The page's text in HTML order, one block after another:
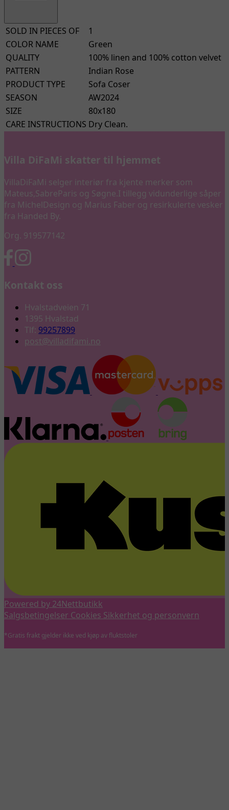
SOLD IN PIECES OF
1
COLOR NAME
Green
QUALITY
100% linen and 100% cotton velvet
PATTERN
Indian Rose
PRODUCT TYPE
Sofa Coser
SEASON
AW2024
SIZE
80x180
CARE INSTRUCTIONS Dry Clean.
Villa DiFaMi skatter til hjemmet
VillaDiFaMi selger interiør fra kjente merker som
Mateus,SabreParis og Søgne.I tillegg vidunderlige såper
fra MichelDesign og Marius Faber og resirkulerte vesker
fra Handed By.
Org. 919577142
Kontakt oss
Hvalstadveien 71
1395 Hvalstad
Tlf: 99257899
post@villadifami.no
Powered by 24Nettbutikk
Salgsbetingelser Cookies Sikkerhet og personvern
*Gratis frakt gjelder ikke ved kjøp av fluktstoler